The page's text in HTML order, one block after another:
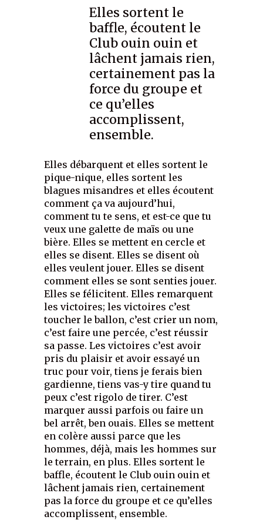
Elles sortent le
baffle, écoutent le
Club ouin ouin et
lâchent jamais rien,
certainement pas la
force du groupe et
ce qu’elles
accomplissent,
ensemble.
Elles débarquent et elles sortent le
pique-nique, elles sortent les
blagues misandres et elles écoutent
comment ça va aujourd’hui,
comment tu te sens, et est-ce que tu
veux une galette de maïs ou une
bière. Elles se mettent en cercle et
elles se disent. Elles se disent où
elles veulent jouer. Elles se disent
comment elles se sont senties jouer.
Elles se félicitent. Elles remarquent
les victoires; les victoires c’est
toucher le ballon, c’est crier un nom,
c’est faire une percée, c’est réussir
sa passe. Les victoires c’est avoir
pris du plaisir et avoir essayé un
truc pour voir, tiens je ferais bien
gardienne, tiens vas-y tire quand tu
peux c’est rigolo de tirer. C’est
marquer aussi parfois ou faire un
bel arrêt, ben ouais. Elles se mettent
en colère aussi parce que les
hommes, déjà, mais les hommes sur
le terrain, en plus. Elles sortent le
baffle, écoutent le Club ouin ouin et
lâchent jamais rien, certainement
pas la force du groupe et ce qu’elles
accomplissent, ensemble.